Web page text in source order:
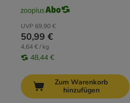
UVP 69,90 €
50,99 €
4,64 € / kg
48,44 €
Zum Warenkorb
hinzufügen